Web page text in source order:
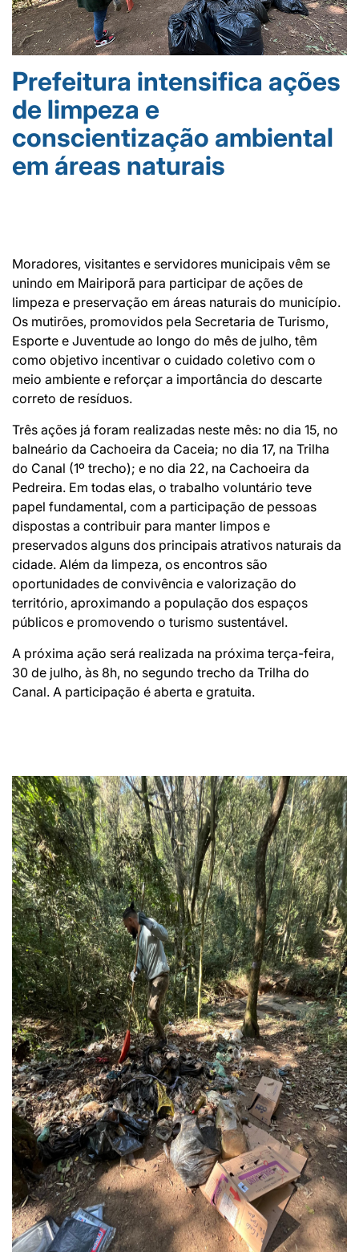
Prefeitura intensifica ações
de limpeza e
conscientização ambiental
em áreas naturais
Moradores, visitantes e servidores municipais vêm se
unindo em Mairiporã para participar de ações de
limpeza e preservação em áreas naturais do município.
Os mutirões, promovidos pela Secretaria de Turismo,
Esporte e Juventude ao longo do mês de julho, têm
como objetivo incentivar o cuidado coletivo com o
meio ambiente e reforçar a importância do descarte
correto de resíduos.
Três ações já foram realizadas neste mês: no dia 15, no
balneário da Cachoeira da Caceia; no dia 17, na Trilha
do Canal (1º trecho); e no dia 22, na Cachoeira da
Pedreira. Em todas elas, o trabalho voluntário teve
papel fundamental, com a participação de pessoas
dispostas a contribuir para manter limpos e
preservados alguns dos principais atrativos naturais da
cidade. Além da limpeza, os encontros são
oportunidades de convivência e valorização do
território, aproximando a população dos espaços
públicos e promovendo o turismo sustentável.
A próxima ação será realizada na próxima terça-feira,
30 de julho, às 8h, no segundo trecho da Trilha do
Canal. A participação é aberta e gratuita.